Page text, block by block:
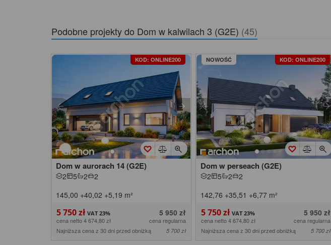
Podobne projekty do Dom w kalwilach 3 (G2E) (45)
KOD: ONLINE200
Dom w aurorach 14 (G2E)
2 5 2
2
145,00 +40,02 +5,19 m²
5 750 zł 5 950 zł
cena netto 4 674,80 zł
cena regularna
Najniższa cena z 30 dni przed obniżką
5 700 zł
NOWOŚĆ KOD: ONLINE200
Dom w perseach (G2E)
2 5 2
2
142,76 +35,51 +6,77 m²
5 750 zł 5 950 zł
cena netto 4 674,80 zł
cena regularna
Najniższa cena z 30 dni przed obniżką
5 700 zł